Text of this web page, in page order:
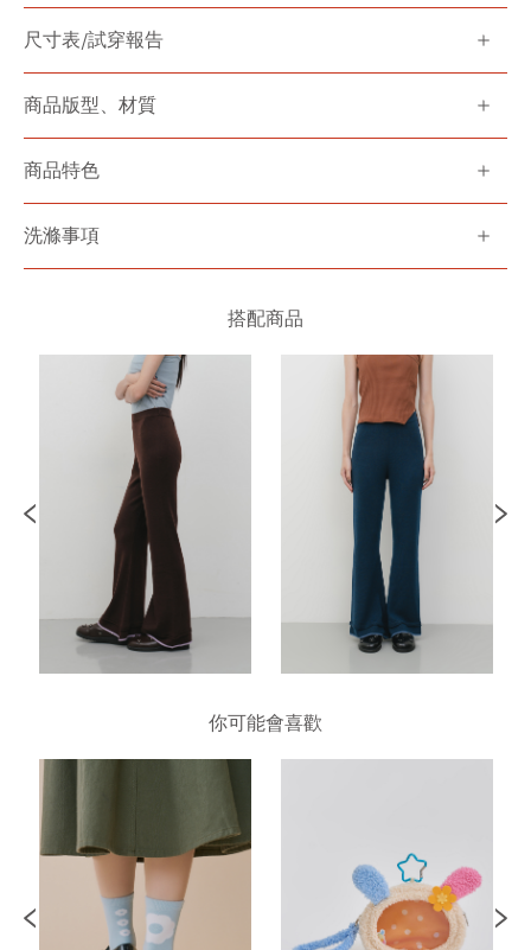
尺寸表/試穿報告
商品版型、材質
商品特色
洗滌事項
搭配商品
你可能會喜歡